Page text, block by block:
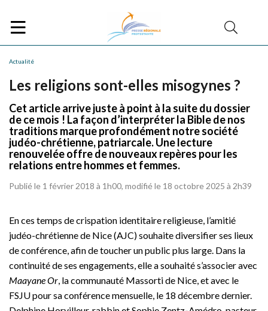
Actualité
Les religions sont-elles misogynes ?
Cet article arrive juste à point à la suite du dossier
de ce mois ! La façon d’interpréter la Bible de nos
traditions marque profondément notre société
judéo-chrétienne, patriarcale. Une lecture
renouvelée offre de nouveaux repères pour les
relations entre hommes et femmes.
Publié le 1 février 2018 à 1h00, modifié le 18 octobre 2025 à 2h39
En ces temps de crispation identitaire religieuse, l’amitié
judéo-chrétienne de Nice (AJC) souhaite diversifier ses lieux
de conférence, afin de toucher un public plus large. Dans la
continuité de ses engagements, elle a souhaité s’associer avec
Maayane Or, la communauté Massorti de Nice, et avec le
FSJU pour sa conférence mensuelle, le 18 décembre dernier.